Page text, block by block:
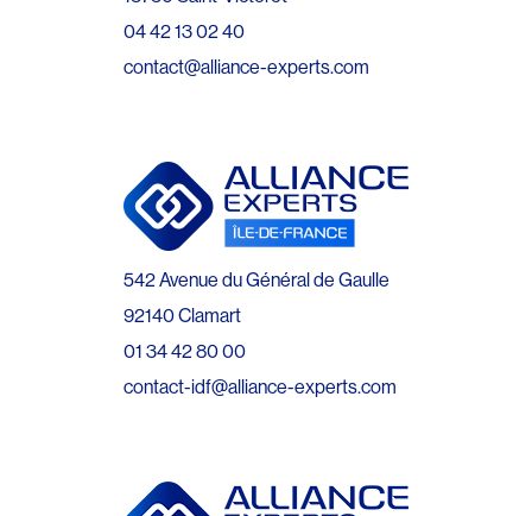
04 42 13 02 40
contact@alliance-experts.com
542 Avenue du Général de Gaulle
92140 Clamart
01 34 42 80 00
contact-idf@alliance-experts.com